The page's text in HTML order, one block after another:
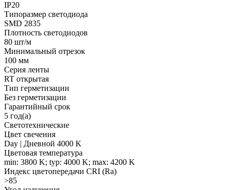
IP20
Типоразмер светодиода
SMD 2835
Плотность светодиодов
80 шт/м
Минимальный отрезок
100 мм
Серия ленты
RT открытая
Тип герметизации
Без герметизации
Гарантийный срок
5 год(а)
Светотехнические
Цвет свечения
Day | Дневной 4000 K
Цветовая температура
min: 3800 K; typ: 4000 K; max: 4200 K
Индекс цветопередачи CRI (Ra)
>85